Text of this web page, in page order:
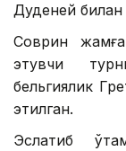
Дуденей
Соврин
этувчи
бельгиялик
этилган.
Эслатиб